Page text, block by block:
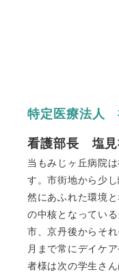
特定医療法人
看護部長 塩見
当もみじヶ丘病院
す。市街地から少
然にあふれた環境
の中核となってい
市、京丹後からそ
月まで常にデイケ
者様は次の学生さ